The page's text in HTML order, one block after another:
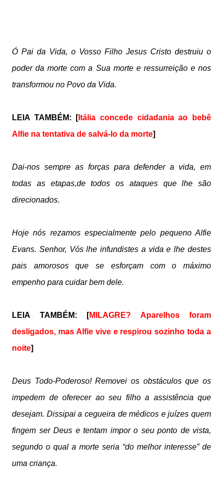
Ó Pai da Vida, o Vosso Filho Jesus Cristo destruiu o
poder da morte com a Sua morte e ressurreição e nos
transformou no Povo da Vida.
LEIA TAMBÉM: [ Itália concede cidadania ao bebê
Alfie na tentativa de salvá-lo da morte]
Dai-nos sempre as forças para defender a vida, em
todas as etapas,de todos os ataques que lhe são
direcionados.
Hoje nós rezamos especialmente pelo pequeno Alfie
Evans. Senhor, Vós lhe infundistes a vida e lhe destes
pais amorosos que se esforçam com o máximo
empenho para cuidar bem dele.
LEIA TAMBÉM: [MILAGRE? Aparelhos foram
desligados, mas Alfie vive e respirou sozinho toda a
noite]
Deus Todo-Poderoso! Removei os obstáculos que os
impedem de oferecer ao seu filho a assistência que
desejam. Dissipai a cegueira de médicos e juízes quem
fingem ser Deus e tentam impor o seu ponto de vista,
segundo o qual a morte seria “do melhor interesse” de
uma criança.